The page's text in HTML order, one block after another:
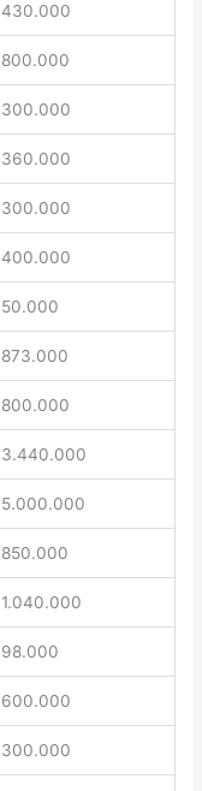
430.000
800.000
300.000
360.000
300.000
400.000
50.000
873.000
800.000
3.440.000
5.000.000
850.000
1.040.000
98.000
600.000
300.000